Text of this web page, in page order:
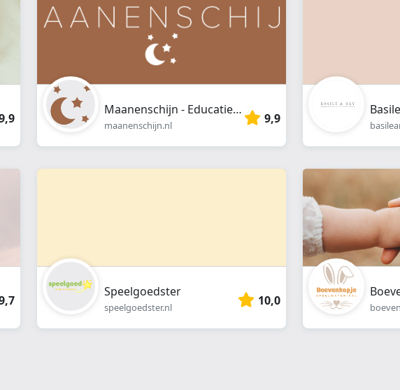
Maanenschijn - Educatief en duurzaam speelgoed
maanenschijn.nl 9,9
Speelgoedster
speelgoedster.nl 10,0